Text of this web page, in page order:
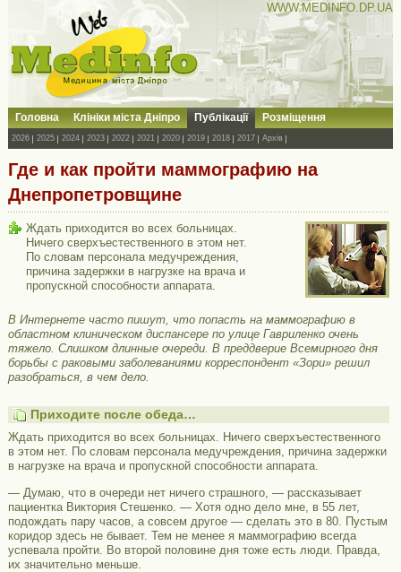
WWW.MEDINFO.DP.UA
Головна Клініки міста Дніпро Публікації Розміщення
2026 2025 2024 2023 2022 2021 2020 2019 2018 2017 Архів
Где и как пройти маммографию на
Днепропетровщине
Ждать приходится во всех больницах.
Ничего сверхъестественного в этом нет.
По словам персонала медучреждения,
причина задержки в нагрузке на врача и
пропускной способности аппарата.
В Интернете часто пишут, что попасть на маммографию в
областном клиническом диспансере по улице Гавриленко очень
тяжело. Слишком длинные очереди. В преддверие Всемирного дня
борьбы с раковыми заболеваниями корреспондент «Зори» решил
разобраться, в чем дело.
Приходите после обеда…
Ждать приходится во всех больницах. Ничего сверхъестественного
в этом нет. По словам персонала медучреждения, причина задержки
в нагрузке на врача и пропускной способности аппарата.
— Думаю, что в очереди нет ничего страшного, — рассказывает
пациентка Виктория Стешенко. — Хотя одно дело мне, в 55 лет,
подождать пару часов, а совсем другое — сделать это в 80. Пустым
коридор здесь не бывает. Тем не менее я маммографию всегда
успевала пройти. Во второй половине дня тоже есть люди. Правда,
их значительно меньше.